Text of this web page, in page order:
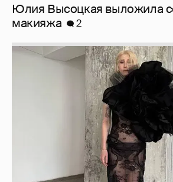
Юлия Высоцкая выложила
макияжа
2